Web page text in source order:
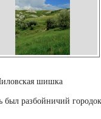
шишка
был разбойничий